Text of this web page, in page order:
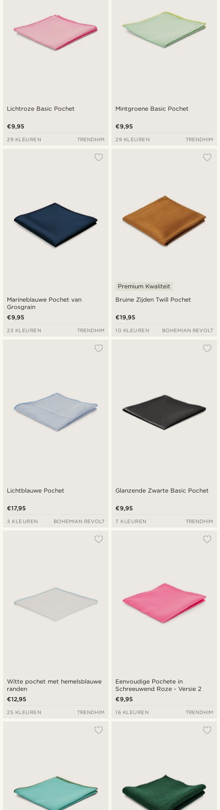
Lichtroze Basic Pochet
€9,95
29 KLEUREN TRENDHIM
Mintgroene Basic Pochet
€9,95
29 KLEUREN TRENDHIM
Marineblauwe Pochet van
Grosgrain
€9,95
23 KLEUREN TRENDHIM
Bruine Zijden Twill Pochet
Premium Kwaliteit
€19,95
10 KLEUREN BOHEMIAN REVOLT
Lichtblauwe Pochet
€17,95
3 KLEUREN BOHEMIAN REVOLT
Glanzende Zwarte Basic Pochet
€9,95
7 KLEUREN TRENDHIM
Witte pochet met hemelsblauwe
randen
€12,95
25 KLEUREN TRENDHIM
Eenvoudige Pochete in
Schreeuwend Roze - Versie 2
€9,95
16 KLEUREN TRENDHIM